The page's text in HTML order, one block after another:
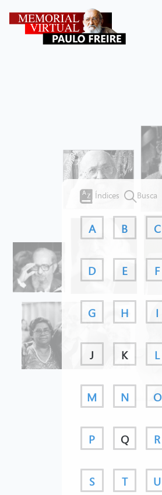
Índices Busca
A B C
D E F
G H I
J K L
M N O
P Q R
S T U